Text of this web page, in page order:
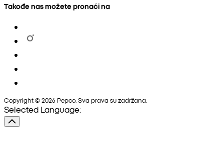
Takođe nas možete pronaći na
Copyright © 2026 Pepco. Sva prava su zadržana.
Selected Language: